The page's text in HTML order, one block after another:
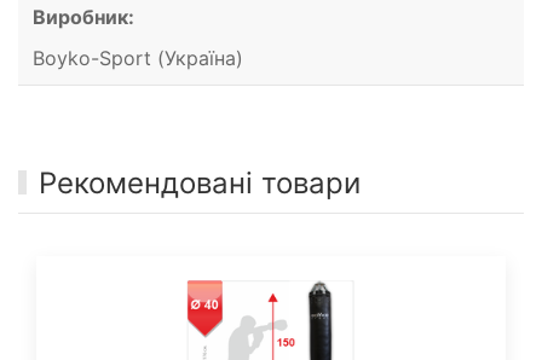
Виробник:
Boyko-Sport (Україна)
Рекомендовані товари